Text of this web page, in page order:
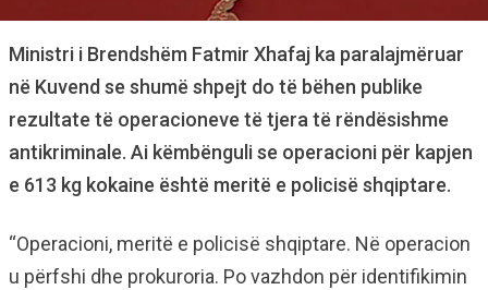
Ministri i Brendshëm Fatmir Xhafaj ka paralajmëruar
në Kuvend se shumë shpejt do të bëhen publike
rezultate të operacioneve të tjera të rëndësishme
antikriminale. Ai këmbënguli se operacioni për kapjen
e 613 kg kokaine është meritë e policisë shqiptare.
“Operacioni, meritë e policisë shqiptare. Në operacion
u përfshi dhe prokuroria. Po vazhdon për identifikimin